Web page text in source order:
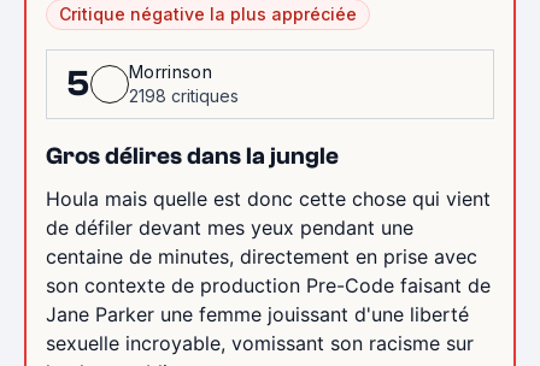
Critique négative la plus appréciée
5
Morrinson
2198 critiques
Gros délires dans la jungle
Houla mais quelle est donc cette chose qui vient
de défiler devant mes yeux pendant une
centaine de minutes, directement en prise avec
son contexte de production Pre-Code faisant de
Jane Parker une femme jouissant d'une liberté
sexuelle incroyable, vomissant son racisme sur